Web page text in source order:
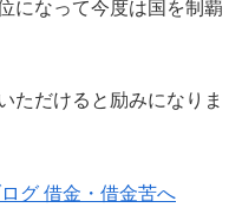
になって今度は国を制覇
ただけると励みになりま